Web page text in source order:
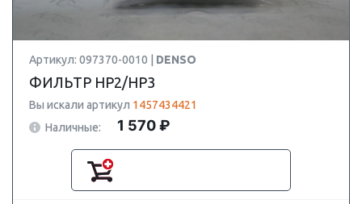
Артикул: 097370-0010 | DENSO
ФИЛЬТР HP2/HP3
Вы искали артикул 1457434421
Наличные:
1 570 ₽